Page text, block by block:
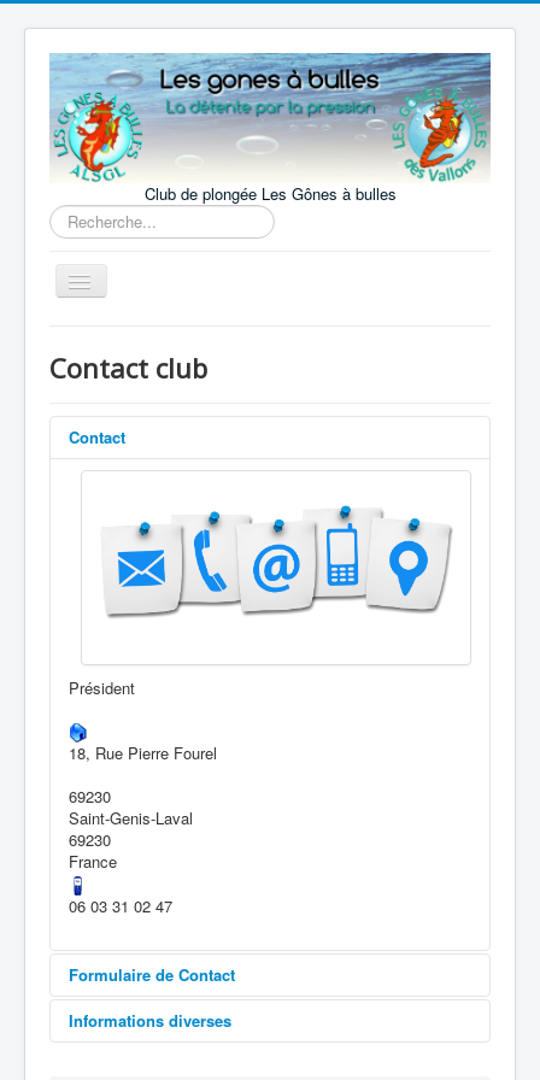
Club de plongée Les Gônes à bulles
Rechercher
Basculer
la
Le Club
La pratique
Nos activités
Inscription
Contacter le club
Contact club
Contact
Président
18, Rue Pierre Fourel
69230
Saint-Genis-Laval
69230
France
06 03 31 02 47
Formulaire de Contact
Envoyer un e-mail
Informations diverses